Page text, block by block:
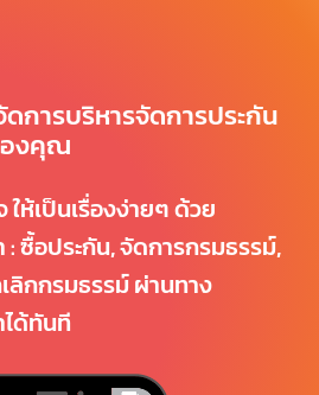
การบริหารจัดการประกัน
งคุณ
ห้เป็นเรื่องง่ายๆ ด้วย
ซื้อประกัน, จัดการกรมธรรม์,
ลิกกรมธรรม์ ผ่านทาง
ด้ทันที